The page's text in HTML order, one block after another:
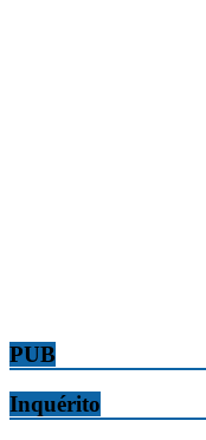
PUB
Inquérito